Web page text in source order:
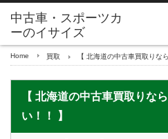
Home 買取 【 北海道の中古車買取りな
【 北海道の中古車買取りな
い！！ 】